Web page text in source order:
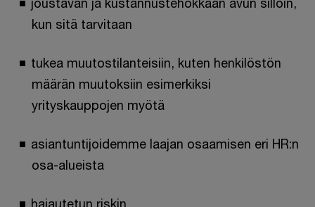
kun sitä tarvitaan
tukea muutostilanteisiin, kuten henkilöstön
määrän muutoksiin esimerkiksi
yrityskauppojen myötä
asiantuntijoidemme laajan osaamisen eri HR:n
osa-alueista
hajautetun riskin